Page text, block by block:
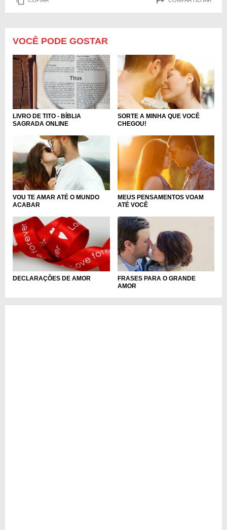
VOCÊ PODE GOSTAR
LIVRO DE TITO - BÍBLIA
SAGRADA ONLINE
SORTE A MINHA QUE VOCÊ
CHEGOU!
VOU TE AMAR ATÉ O MUNDO
ACABAR
MEUS PENSAMENTOS VOAM
ATÉ VOCÊ
DECLARAÇÕES DE AMOR
FRASES PARA O GRANDE
AMOR